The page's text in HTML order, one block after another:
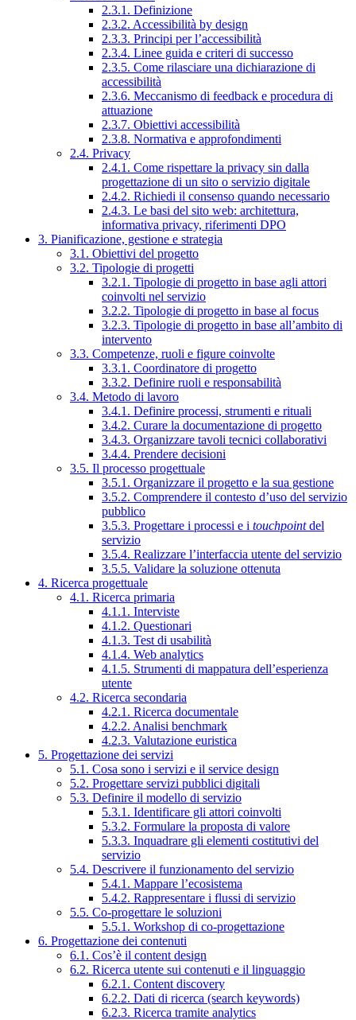
2.3.1. Definizione
2.3.2. Accessibilità by design
2.3.3. Principi per l’accessibilità
2.3.4. Linee guida e criteri di successo
2.3.5. Come rilasciare una dichiarazione di
accessibilità
2.3.6. Meccanismo di feedback e procedura di
attuazione
2.3.7. Obiettivi accessibilità
2.3.8. Normativa e approfondimenti
2.4. Privacy
2.4.1. Come rispettare la privacy sin dalla
progettazione di un sito o servizio digitale
2.4.2. Richiedi il consenso quando necessario
2.4.3. Le basi del sito web: architettura,
informativa privacy, riferimenti DPO
3. Pianificazione, gestione e strategia
3.1. Obiettivi del progetto
3.2. Tipologie di progetti
3.2.1. Tipologie di progetto in base agli attori
coinvolti nel servizio
3.2.2. Tipologie di progetto in base al focus
3.2.3. Tipologie di progetto in base all’ambito di
intervento
3.3. Competenze, ruoli e figure coinvolte
3.3.1. Coordinatore di progetto
3.3.2. Definire ruoli e responsabilità
3.4. Metodo di lavoro
3.4.1. Definire processi, strumenti e rituali
3.4.2. Curare la documentazione di progetto
3.4.3. Organizzare tavoli tecnici collaborativi
3.4.4. Prendere decisioni
3.5. Il processo progettuale
3.5.1. Organizzare il progetto e la sua gestione
3.5.2. Comprendere il contesto d’uso del servizio
pubblico
3.5.3. Progettare i processi e i touchpointdel
servizio
3.5.4. Realizzare l’interfaccia utente del servizio
3.5.5. Validare la soluzione ottenuta
4. Ricerca progettuale
4.1. Ricerca primaria
4.1.1. Interviste
4.1.2. Questionari
4.1.3. Test di usabilità
4.1.4. Web analytics
4.1.5. Strumenti di mappatura dell’esperienza
utente
4.2. Ricerca secondaria
4.2.1. Ricerca documentale
4.2.2. Analisi benchmark
4.2.3. Valutazione euristica
5. Progettazione dei servizi
5.1. Cosa sono i servizi e il service design
5.2. Progettare servizi pubblici digitali
5.3. Definire il modello di servizio
5.3.1. Identificare gli attori coinvolti
5.3.2. Formulare la proposta di valore
5.3.3. Inquadrare gli elementi costitutivi del
servizio
5.4. Descrivere il funzionamento del servizio
5.4.1. Mappare l’ecosistema
5.4.2. Rappresentare i flussi di servizio
5.5. Co-progettare le soluzioni
5.5.1. Workshop di co-progettazione
6. Progettazione dei contenuti
6.1. Cos’è il content design
6.2. Ricerca utente sui contenuti e il linguaggio
6.2.1. Content discovery
6.2.2. Dati di ricerca (search keywords)
6.2.3. Ricerca tramite analytics